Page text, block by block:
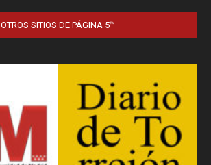
OTROS SITIOS DE PÁGINA 5™